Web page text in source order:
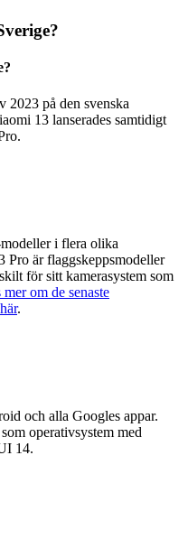
2023 på den svenska
13 lanserades samtidigt
i flera olika
Pro är flaggskeppsmodeller
för sitt kamerasystem som
mer om de senaste
.
och alla Googles appar.
operativsystem med
14.